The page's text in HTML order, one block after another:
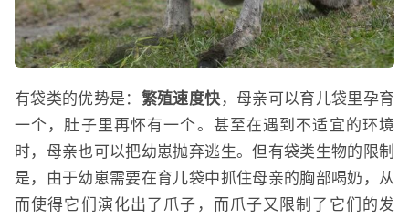
有袋类的优势是： 繁殖速度快 ，母亲可以育儿袋里孕育
一个，肚子里再怀有一个。甚至在遇到不适宜的环境
时，母亲也可以把幼崽抛弃逃生。但有袋类生物的限制
是，由于幼崽需要在育儿袋中抓住母亲的胸部喝奶，从
而使得它们演化出了爪子，而爪子又限制了它们的发